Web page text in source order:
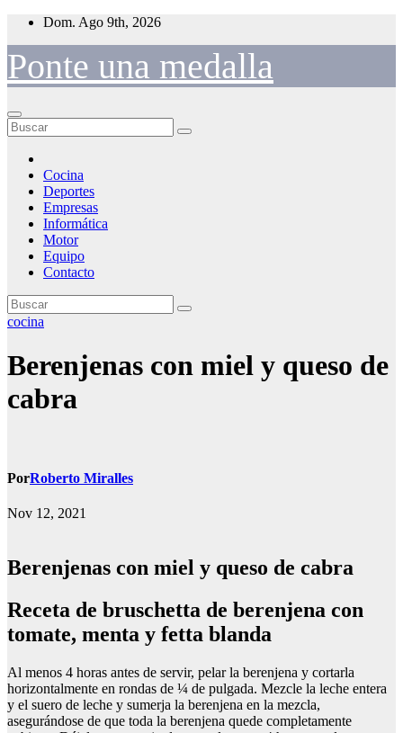
Saltar
contenido
Dom. Ago 9th, 2026
Ponte una medalla
Cocina
Deportes
Empresas
Informática
Motor
Equipo
Contacto
cocina
Berenjenas con miel y queso de
cabra
PorRoberto Miralles
Nov 12, 2021
Berenjenas con miel y queso de cabra
receta de bruschetta de berenjena con
tomate, menta y fetta blanda
Al menos 4 horas antes de servir, pelar la berenjena y cortarla
horizontalmente en rondas de ¼ de pulgada. Mezcle la leche entera
y el suero de leche y sumerja la berenjena en la mezcla,
asegurándose de que toda la berenjena quede completamente